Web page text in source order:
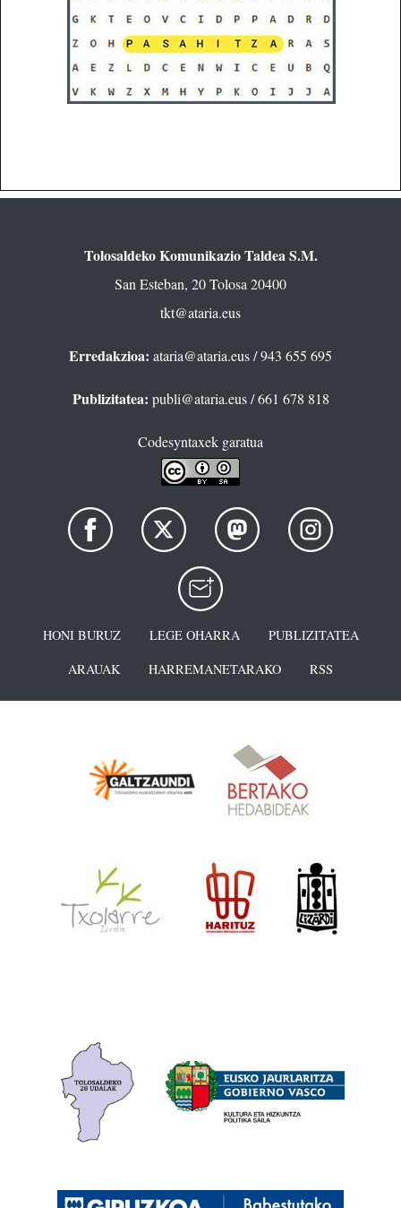
Tolosaldeko Komunikazio Taldea S.M.
San Esteban, 20 Tolosa 20400
tkt@ataria.eus
Erredakzioa: ataria@ataria.eus/ 943 655 695
Publizitatea: publi@ataria.eus/ 661 678 818
Codesyntaxek garatua
HONI BURUZ LEGE OHARRA
PUBLIZITATEA
ARAUAK
HARREMANETARAKO RSS